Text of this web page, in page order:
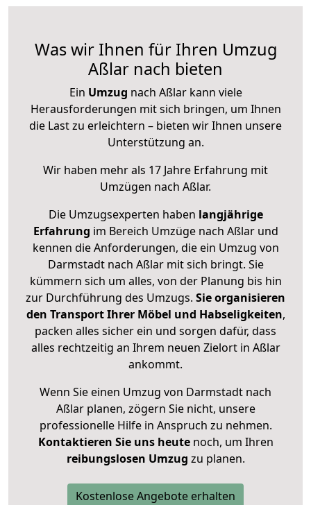
Was wir Ihnen für Ihren Umzug
Aßlar nach bieten
Ein Umzug nach Aßlar kann viele
Herausforderungen mit sich bringen, um Ihnen
die Last zu erleichtern – bieten wir Ihnen unsere
Unterstützung an.
Wir haben mehr als 17 Jahre Erfahrung mit
Umzügen nach Aßlar.
Die Umzugsexperten haben langjährige
Erfahrung im Bereich Umzüge nach Aßlar und
kennen die Anforderungen, die ein Umzug von
Darmstadt nach Aßlar mit sich bringt. Sie
kümmern sich um alles, von der Planung bis hin
zur Durchführung des Umzugs. Sie organisieren
den Transport Ihrer Möbel und Habseligkeiten,
packen alles sicher ein und sorgen dafür, dass
alles rechtzeitig an Ihrem neuen Zielort in Aßlar
ankommt.
Wenn Sie einen Umzug von Darmstadt nach
Aßlar planen, zögern Sie nicht, unsere
professionelle Hilfe in Anspruch zu nehmen.
Kontaktieren Sie uns heutenoch, um Ihren
reibungslosen Umzug zu planen.
Kostenlose Angebote erhalten